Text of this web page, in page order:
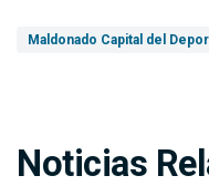
Maldonado Capital del
Noticias